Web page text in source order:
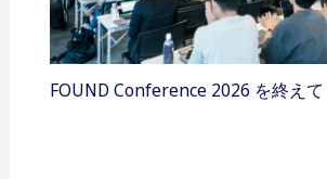
FOUND Conference 2026 を終えて